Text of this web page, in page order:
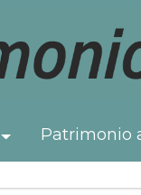
Toggle Dropdown
Patrimonio